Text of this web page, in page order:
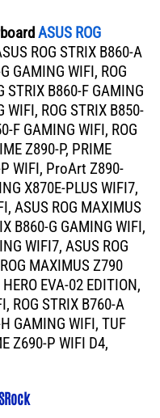
ASUS ROG
ROG STRIX B860-A
GAMING WIFI, ROG
STRIX B860-F GAMING
WIFI, ROG STRIX B850-
F GAMING WIFI, ROG
Z890-P, PRIME
WIFI, ProArt Z890-
X870E-PLUS WIFI7,
ASUS ROG MAXIMUS
B860-G GAMING WIFI,
WIFI7, ASUS ROG
MAXIMUS Z790
EVA-02 EDITION,
ROG STRIX B760-A
GAMING WIFI, TUF
Z690-P WIFI D4,